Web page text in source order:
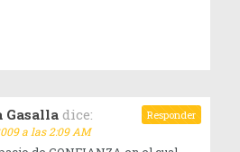
Gasalla dice:
a las 2:09 AM
Responder